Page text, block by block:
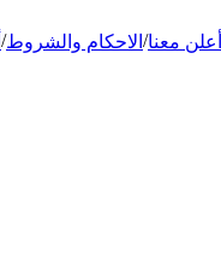
أعلن معنا/ الاحكام والشروط/